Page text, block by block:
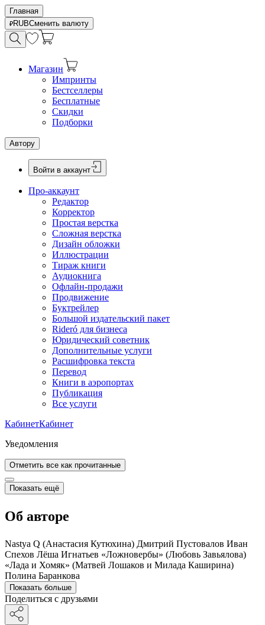
Главная
RUBСменить валюту
Магазин
Импринты
Бестселлеры
Бесплатные
Скидки
Подборки
Автору
Войти в аккаунт
Про-аккаунт
Редактор
Корректор
Простая верстка
Сложная верстка
Дизайн обложки
Иллюстрации
Тираж книги
Аудиокнига
Офлайн-продажи
Продвижение
Буктрейлер
Большой издательский пакет
Rideró для бизнеса
Юридический советник
Дополнительные услуги
Расшифровка текста
Перевод
Книги в аэропортах
Публикация
Все услуги
КабинетКабинет
Уведомления
Отметить все как прочитанные
Показать ещё
Об авторе
Nastya Q (Анастасия Кутюхина) Дмитрий Пустовалов Иван
Спехов Лёша Игнатьев «Ложновербы» (Любовь Завьялова)
«Лада и Хомяк» (Матвей Лошаков и Милада Каширина)
Полина Баранкова
Показать больше
Поделиться с друзьями